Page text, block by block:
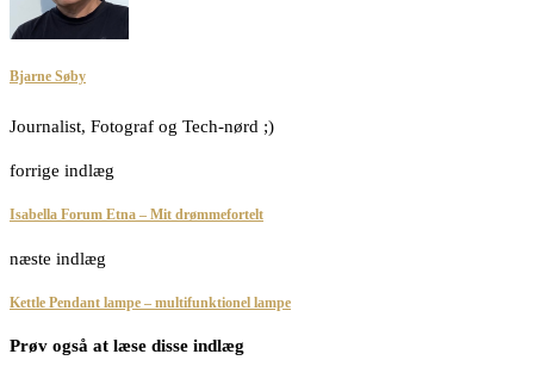
Bjarne Søby
Journalist, Fotograf og Tech-nørd ;)
forrige indlæg
Isabella Forum Etna – Mit drømmefortelt
næste indlæg
Kettle Pendant lampe – multifunktionel lampe
Prøv også at læse disse indlæg